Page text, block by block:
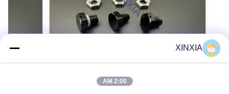
XINXIA
2:00 AM